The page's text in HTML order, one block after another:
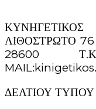
ΛΙΘΟΣΤΡΩΤΟ 76
28600
ΔΕΛΤΙΟΥ ΤΥΠΟΥ